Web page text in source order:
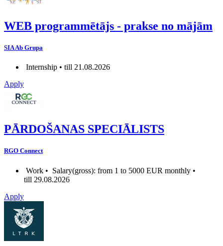
WEB programmētājs - prakse no mājām
SIA Ab Grupa
Internship • till 21.08.2026
Apply
PĀRDOŠANAS SPECIĀLISTS
RGO Connect
Work • Salary(gross): from 1 to 5000 EUR monthly •
till 29.08.2026
Apply